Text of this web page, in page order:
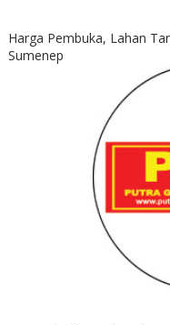
Harga Pembuka, Lahan
Sumenep